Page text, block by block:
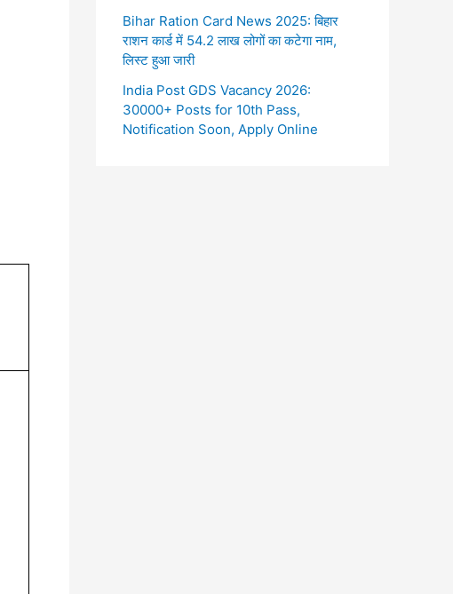
Bihar Ration Card News 2025: बिहार
राशन कार्ड में 54.2 लाख लोगों का कटेगा नाम,
लिस्ट हुआ जारी
India Post GDS Vacancy 2026:
30000+ Posts for 10th Pass,
Notification Soon, Apply Online